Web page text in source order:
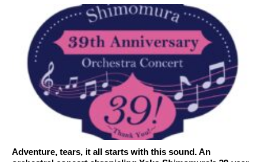
Adventure, tears, it all starts with this sound. An